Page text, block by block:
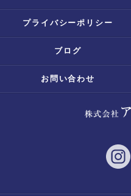
プライバシーポリシー
ブログ
お問い合わせ